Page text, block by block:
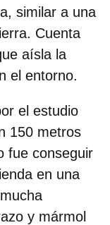
similar a una
Cuenta
aísla la
el entorno.
el estudio
150 metros
fue conseguir
en una
y mármol